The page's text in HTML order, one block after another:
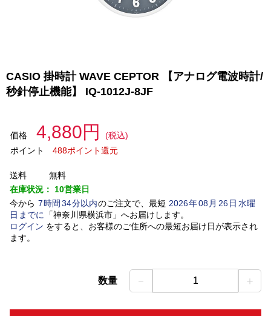
CASIO 掛時計 WAVE CEPTOR 【アナログ電波時計/
秒針停止機能】 IQ-1012J-8JF
価格 4,880円
(税込)
ポイント
488ポイント還元
送料
無料
在庫状況： 10営業日
今から 7時間 34分以内のご注文で、最短 2026年08 月 26日水曜
日 までに 「神奈川県横浜市」 へお届けします。
ログイン をすると、お客様のご住所への最短お届け日が表示され
ます。
数量 － 1 ＋